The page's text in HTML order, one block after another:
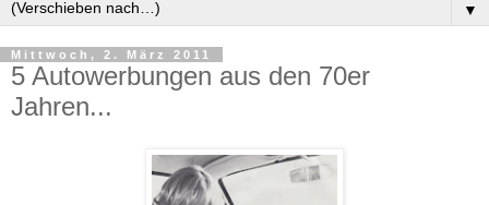
▼
Mittwoch, 2. März 2011
5 Autowerbungen aus den 70er
Jahren...